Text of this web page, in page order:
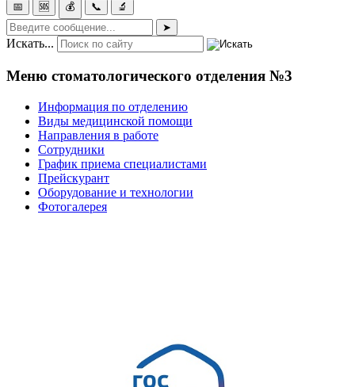
📅 🆘 💰 📞
🔬
➤
Искать...
Меню стоматологического отделения №3
Информация по отделению
Виды медицинской помощи
Направления в работе
Сотрудники
График приема специалистами
Прейскурант
Оборудование и технологии
Фотогалерея